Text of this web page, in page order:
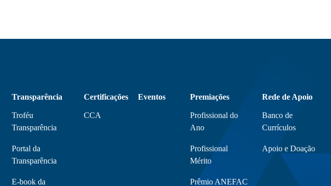
Transparência
Troféu
Transparência
Portal da
Transparência
E-book da
Certificações
CCA
Eventos Premiações
Profissional do
Ano
Profissional
Mérito
Prêmio ANEFAC
Rede de Apoio
Banco de
Currículos
Apoio e Doação